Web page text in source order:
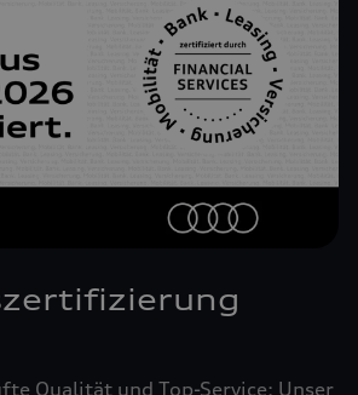
Qualität und Top-Service: Unser